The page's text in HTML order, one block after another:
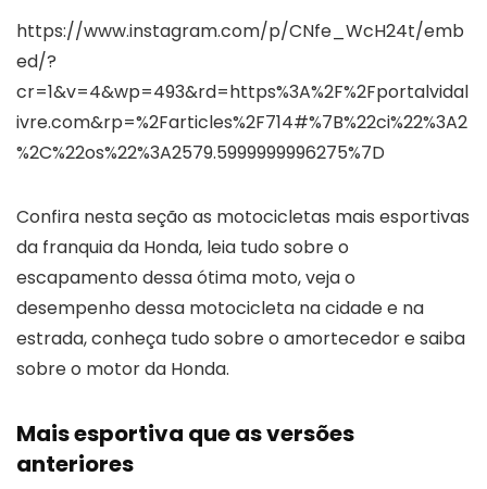
https://www.instagram.com/p/CNfe_WcH24t/emb
ed/?
cr=1&v=4&wp=493&rd=https%3A%2F%2Fportalvidal
ivre.com&rp=%2Farticles%2F714#%7B%22ci%22%3A2
%2C%22os%22%3A2579.5999999996275%7D
Confira nesta seção as motocicletas mais esportivas
da franquia da Honda, leia tudo sobre o
escapamento dessa ótima moto, veja o
desempenho dessa motocicleta na cidade e na
estrada, conheça tudo sobre o amortecedor e saiba
sobre o motor da Honda.
Mais esportiva que as versões
anteriores